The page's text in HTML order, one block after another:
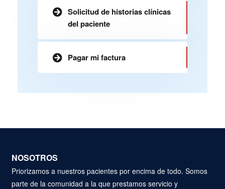
Solicitud de historias clínicas
del paciente
Pagar mi factura
NOSOTROS
Priorizamos a nuestros pacientes por encima de todo. Somos
parte de la comunidad a la que prestamos servicio y